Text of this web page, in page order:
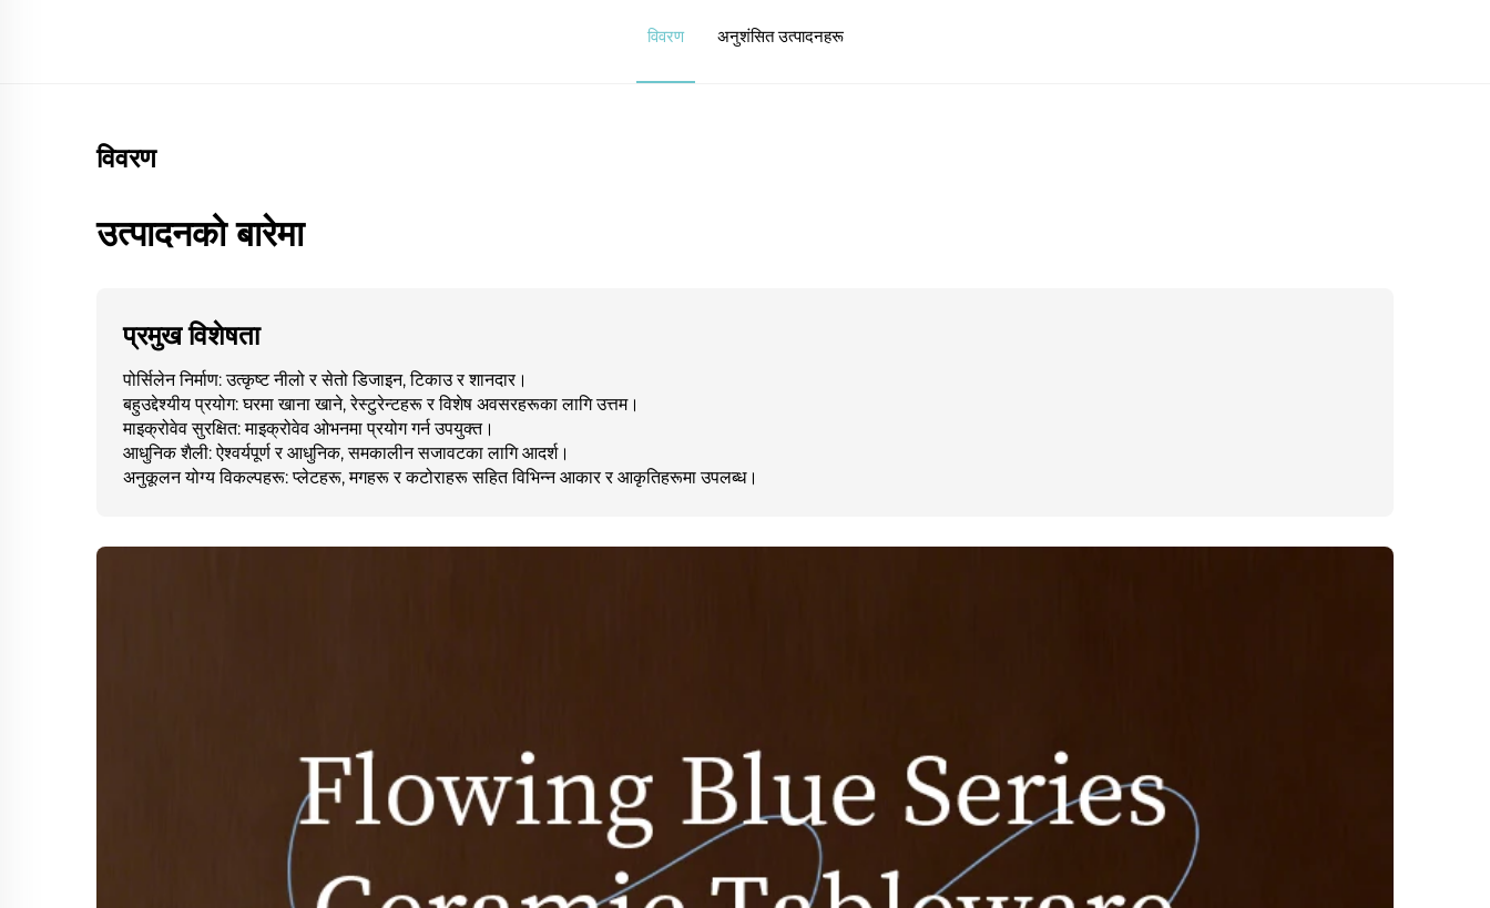
विवरण अनुशंसित उत्पादनहरू
विवरण
उत्पादनको बारेमा
प्रमुख विशेषता
पोर्सिलेन निर्माण: उत्कृष्ट नीलो र सेतो डिजाइन, टिकाउ र शानदार।
बहुउद्देश्यीय प्रयोग: घरमा खाना खाने, रेस्टुरेन्टहरू र विशेष अवसरहरूका लागि उत्तम।
माइक्रोवेव सुरक्षित: माइक्रोवेव ओभनमा प्रयोग गर्न उपयुक्त।
आधुनिक शैली: ऐश्वर्यपूर्ण र आधुनिक, समकालीन सजावटका लागि आदर्श।
अनुकूलन योग्य विकल्पहरू: प्लेटहरू, मगहरू र कटोराहरू सहित विभिन्न आकार र आकृतिहरूमा उपलब्ध।